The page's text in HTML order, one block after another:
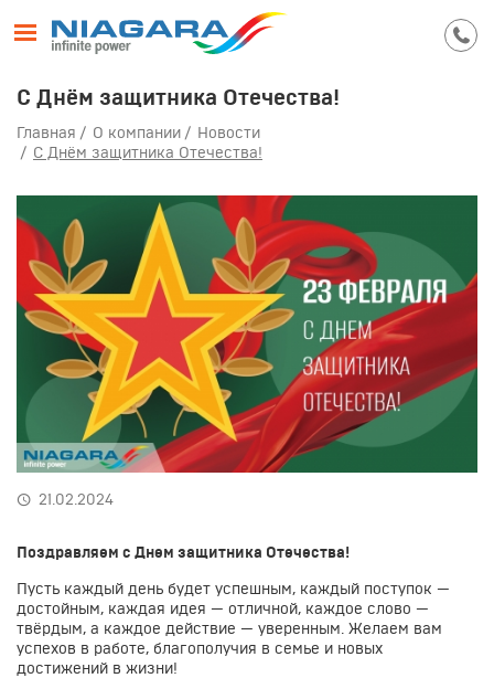
С Днём защитника Отечества!
Главная О компании
Новости
С Днём защитника Отечества!
21.02.2024
Поздравляем с Днем защитника Отечества!
Пусть каждый день будет успешным, каждый поступок —
достойным, каждая идея — отличной, каждое слово —
твёрдым, а каждое действие — уверенным. Желаем вам
успехов в работе, благополучия в семье и новых
достижений в жизни!